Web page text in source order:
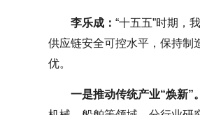
李乐成： “十五五”时期，
供应链安全可控水平，保持制
优。
一是推动传统产业“焕新”。